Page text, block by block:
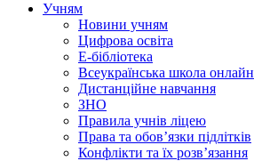
Учням
Новини учням
Цифрова освіта
E-бібліотека
Всеукраїнська школа онлайн
Дистанційне навчання
ЗНО
Правила учнів ліцею
Права та обов’язки підлітків
Конфлікти та їх розв’язання